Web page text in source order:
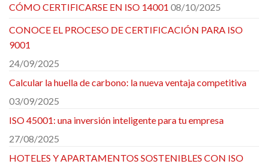
CÓMO CERTIFICARSE EN ISO 14001 08/10/2025
CONOCE EL PROCESO DE CERTIFICACIÓN PARA ISO
9001
24/09/2025
Calcular la huella de carbono: la nueva ventaja competitiva
03/09/2025
ISO 45001: una inversión inteligente para tu empresa
27/08/2025
HOTELES Y APARTAMENTOS SOSTENIBLES CON ISO